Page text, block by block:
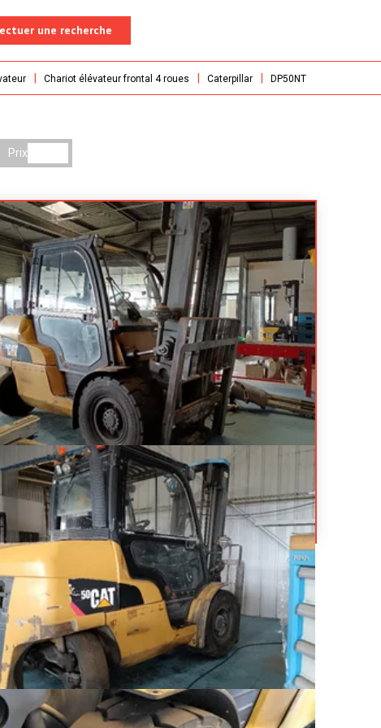
une recherche
Chariot élévateur frontal 4 roues Caterpillar DP50NT
Prix
frontal 4 roues
CATERPILLAR
DP50NT
Référence 19519
Énergie Diesel
9 800 € HT